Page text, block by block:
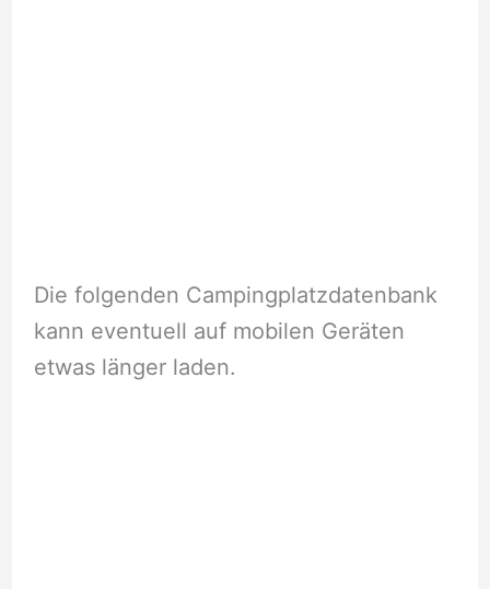
Die folgenden Campingplatzdatenbank
kann eventuell auf mobilen Geräten
etwas länger laden.